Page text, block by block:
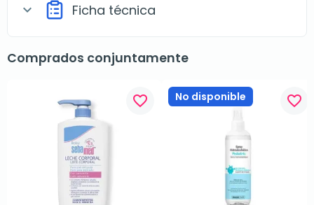
expand_more Ficha técnica
Comprados conjuntamente
favorite_border No disponible favorite_border